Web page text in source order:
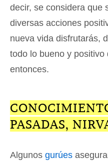
decir, se considera que
diversas acciones
nueva vida disfrutarás,
todo lo bueno y
entonces.
PASADAS,
Algunos gurúes